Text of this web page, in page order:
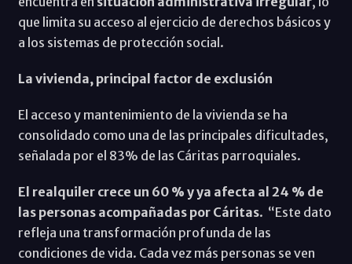
que limita su acceso al ejercicio de derechos básicos y
a los sistemas de protección social.
La vivienda, principal factor de exclusión
El acceso y mantenimiento de la vivienda se ha
consolidado como una de las principales dificultades,
señalada por el 83% de las Cáritas parroquiales.
El realquiler crece un 60 % y ya afecta al 24 % de
las personas acompañadas por Cáritas. “Este dato
refleja una transformación profunda de las
condiciones de vida. Cada vez más personas se ven